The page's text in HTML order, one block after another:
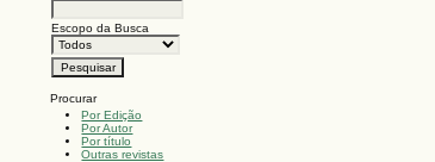
Escopo da Busca
Procurar
Por Edição
Por Autor
Por título
Outras revistas